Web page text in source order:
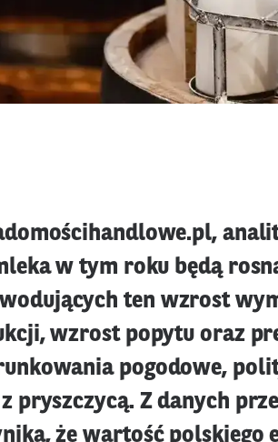
w tym roku będą
ten wzrost
wzrost popytu oraz
pogodowe,
pryszczycą. Z danych
że wartość polskiego